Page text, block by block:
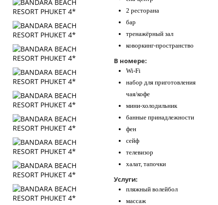
2 ресторана
бар
тренажёрный зал
коворкинг-пространство
В номере:
Wi-Fi
набор для приготовления
чая/кофе
мини-холодильник
банные принадлежности
фен
сейф
телевизор
халат, тапочки
Услуги:
пляжный волейбол
массаж